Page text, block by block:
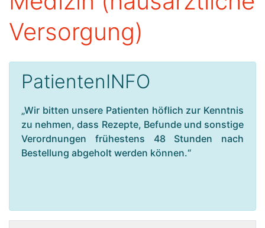
Versorgung)
PatientenINFO
„Wir bitten unsere Patienten höflich zur Kenntnis
zu nehmen, dass Rezepte, Befunde und sonstige
Verordnungen frühestens 48 Stunden nach
Bestellung abgeholt werden können.“